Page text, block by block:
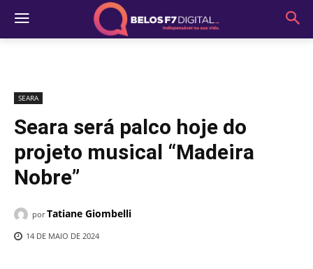
SEARA
Seara será palco hoje do
projeto musical “Madeira
Nobre”
por Tatiane Giombelli
14 DE MAIO DE 2024